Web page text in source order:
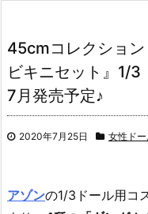
45cmコレクショ
ビキニセット』1/
7月発売予定♪
2020年7月25日 女性ド
アゾンの1/3ドール用コ